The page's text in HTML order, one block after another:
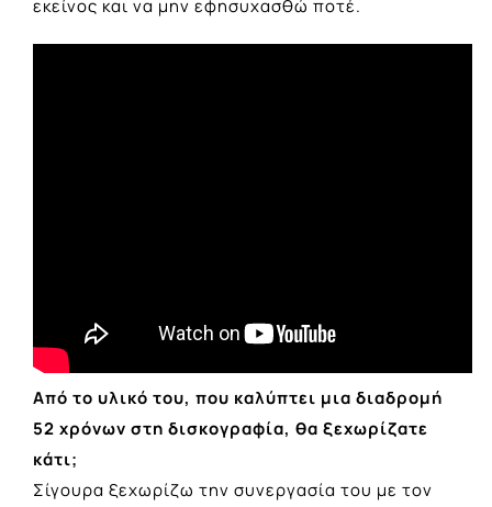
εκείνος και να μην εφησυχασθώ ποτέ.
Από το υλικό του, που καλύπτει μια διαδρομή
52 χρόνων στη δισκογραφία, θα ξεχωρίζατε
κάτι;
Σίγουρα ξεχωρίζω την συνεργασία του με τον